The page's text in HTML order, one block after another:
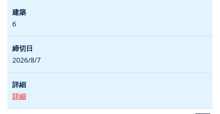
6
2026/8/7
詳細